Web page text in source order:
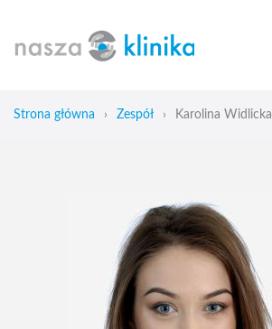
Zespół
Skoliozy u dzieci
Blog
Strona główna › Zespół › Karolina Widlicka